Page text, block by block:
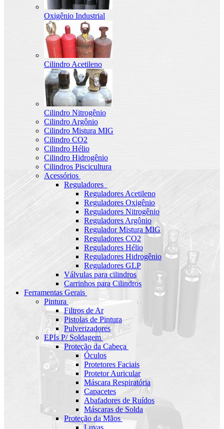
Oxigênio Industrial
Cilindro Acetileno
Cilindro Nitrogênio
Cilindro Argônio
Cilindro Mistura MIG
Cilindro CO2
Cilindro Hélio
Cilindro Hidrogênio
Cilindros Piscicultura
Acessórios
Reguladores
Reguladores Acetileno
Reguladores Oxigênio
Reguladores Nitrogênio
Reguladores Argônio
Regulador Mistura MIG
Reguladores CO2
Reguladores Hélio
Reguladores Hidrogênio
Reguladores GLP
Válvulas para cilindros
Carrinhos para Cilindros
Ferramentas Gerais
Pintura
Filtros de Ar
Pistolas de Pintura
Pulverizadores
EPIs P/ Soldagem
Proteção da Cabeça
Óculos
Protetores Faciais
Protetor Auricular
Máscara Respiratória
Capacetes
Abafadores de Ruídos
Máscaras de Solda
Proteção da Mãos